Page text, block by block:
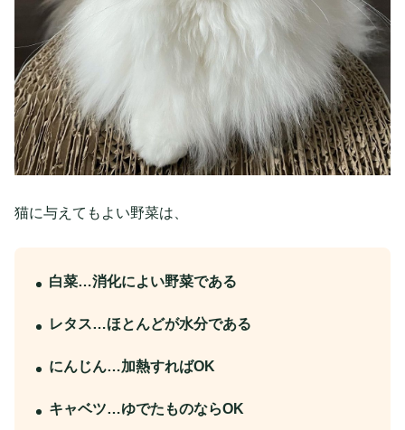
猫に与えてもよい野菜は、
白菜…消化によい野菜である
レタス…ほとんどが水分である
にんじん…加熱すればOK
キャベツ…ゆでたものならOK